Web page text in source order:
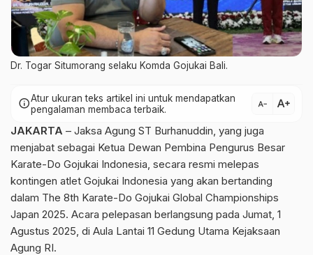
Dr. Togar Situmorang selaku Komda Gojukai Bali.
infoAtur ukuran teks artikel ini untuk mendapatkan
pengalaman membaca terbaik.
text_decrease text_increase
JAKARTA – Jaksa Agung ST Burhanuddin, yang juga
menjabat sebagai Ketua Dewan Pembina Pengurus Besar
Karate-Do Gojukai Indonesia, secara resmi melepas
kontingen atlet Gojukai Indonesia yang akan bertanding
dalam The 8th Karate-Do Gojukai Global Championships
Japan 2025. Acara pelepasan berlangsung pada Jumat, 1
Agustus 2025, di Aula Lantai 11 Gedung Utama Kejaksaan
Agung RI.